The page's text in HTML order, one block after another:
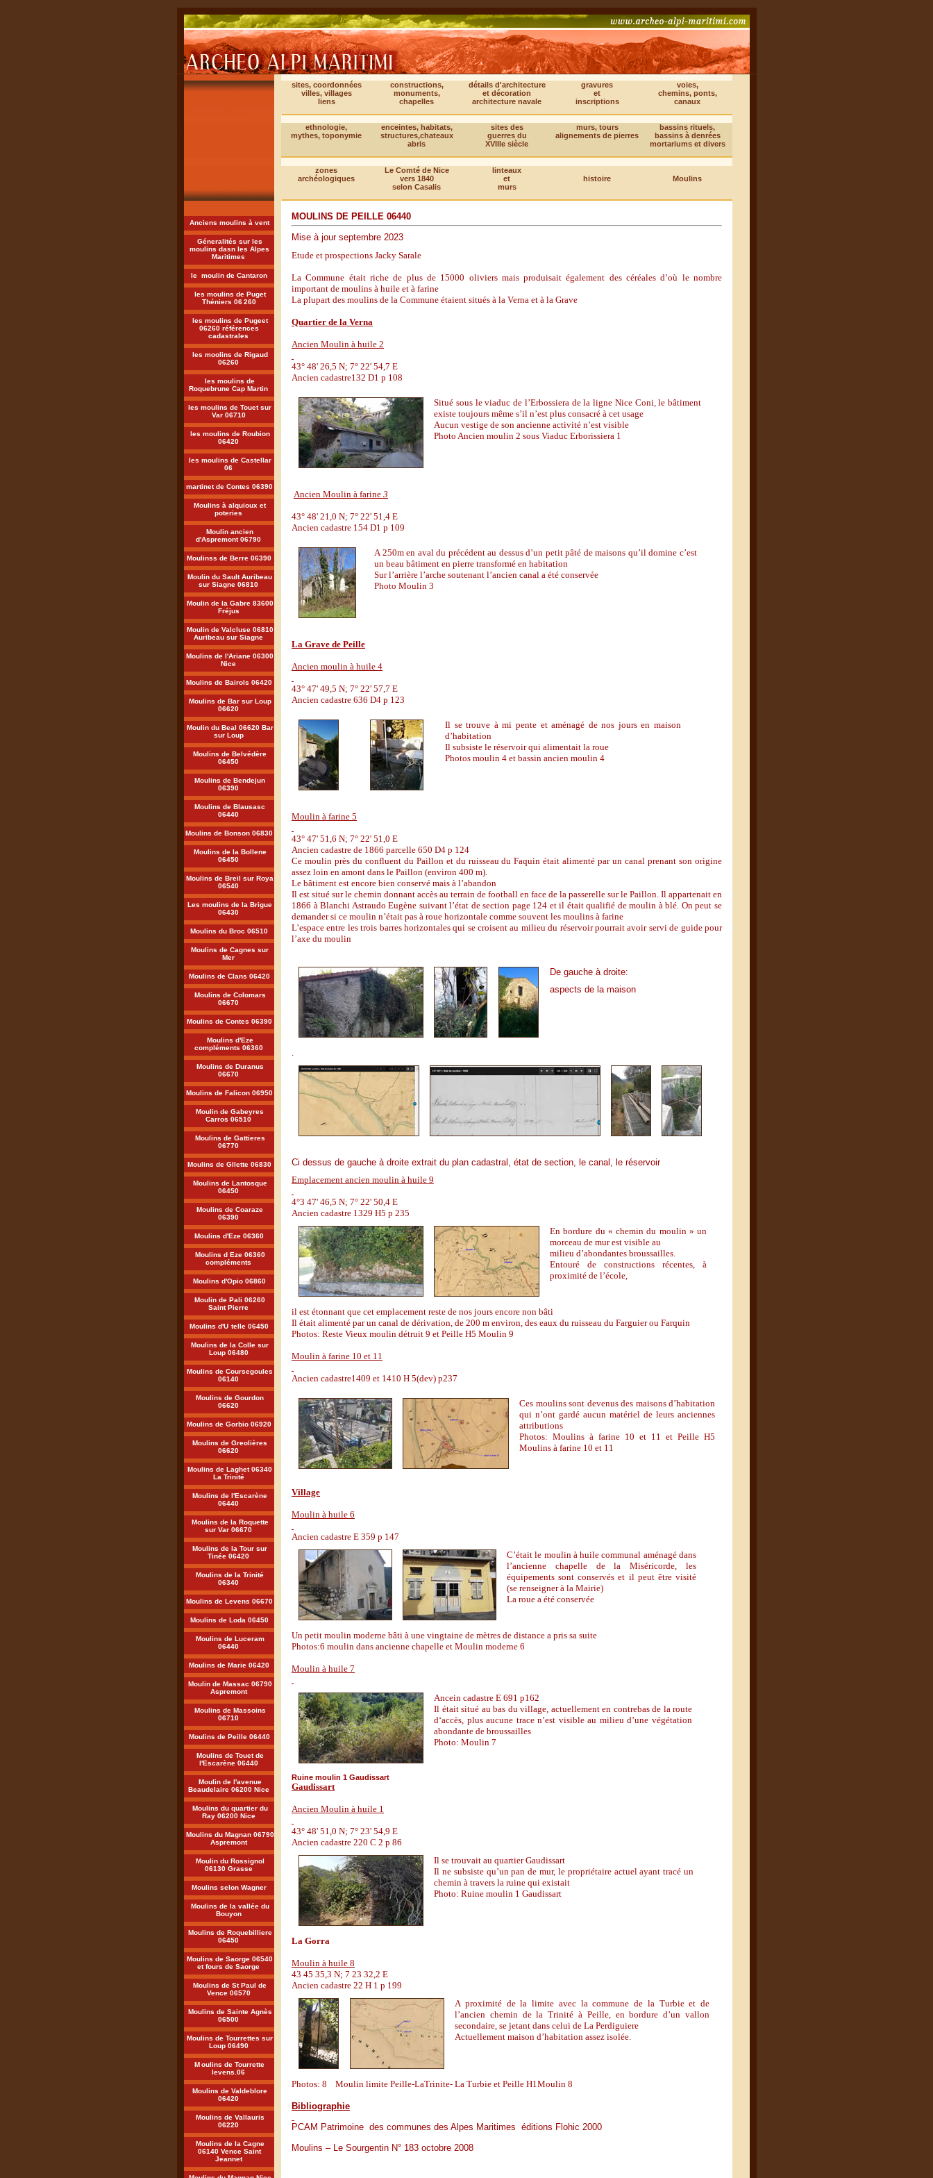
sites, coordonnées
villes, villages
liens
constructions,
monuments,
chapelles
détails d'architecture
et décoration
architecture navale
gravures
et
inscriptions
voies,
chemins, ponts,
canaux
ethnologie,
mythes, toponymie
enceintes, habitats,
structures,chateaux
abris
sites des
guerres du
XVIIIe siècle
murs, tours
alignements de pierres
bassins rituels,
bassins à denrées
mortariums et divers
zones
archéologiques
Le Comté de Nice
vers 1840
selon Casalis
linteaux
et
murs
histoire Moulins
Anciens moulins à vent
Géneralités sur les
moulins dasn les Alpes
Maritimes
le moulin de Cantaron
les moulins de Puget
Théniers 06260
les moulins de Pugeet
06260 références
cadastrales
les moolins de Rigaud
06260
les moulins de
Roquebrune Cap Martin
les moulins de Touet sur
Var 06710
les moulins de Roubion
06420
les moulins de Castellar
06
martinet de Contes 06390
Moulins à alquioux et
poteries
Moulin ancien
d'Aspremont 06790
Moulinss de Berre 06390
Moulin du Sault Auribeau
sur Siagne 06810
Moulin de la Gabre 83600
Fréjus
Moulin de Valcluse 06810
Auribeau sur Siagne
Moulins de l'Ariane 06300
Nice
Moulins de Bairols 06420
Moulins de Bar sur Loup
06620
Moulin du Beal 06620 Bar
sur Loup
Moulins de Belvédère
06450
Moulins de Bendejun
06390
Moulins de Blausasc
06440
Moulins de Bonson 06830
Moulins de la Bollene
06450
Moulins de Breil sur Roya
06540
Les moulins de la Brigue
06430
Moulins du Broc 06510
Moulins de Cagnes sur
Mer
Moulins de Clans 06420
Moulins de Colomars
06670
Moulins de Contes 06390
Moulins d'Eze
compléments 06360
Moulins de Duranus
06670
Moulins de Falicon 06950
Moulin de Gabeyres
Carros 06510
Moulins de Gattieres
06770
Moulins de Gllette 06830
Moulins de Lantosque
06450
Moulins de Coaraze
06390
Moulins d'Eze 06360
Moulins d Eze 06360
compléments
Moulins d'Opio 06860
Moulin de Pali 06260
Saint Pierre
Moulins d'U telle 06450
Moulins de la Colle sur
Loup 06480
Moulins de Coursegoules
06140
Moulins de Gourdon
06620
Moulins de Gorbio 06920
Moulins de Greolières
06620
Moulins de Laghet 06340
La Trinité
Moulins de l'Escarène
06440
Moulins de la Roquette
sur Var 06670
Moulins de la Tour sur
Tinée 06420
Moulins de la Trinité
06340
Moulins de Levens 06670
Moulins de Loda 06450
Moulins de Luceram
06440
Moulins de Marie 06420
Moulin de Massac 06790
Aspremont
Moulins de Massoins
06710
Moulins de Peille 06440
Moulins de Touet de
l'Escarène 06440
Moulin de l'avenue
Beaudelaire 06200 Nice
Moulins du quartier du
Ray 06200 Nice
Moulins du Magnan 06790
Aspremont
Moulin du Rossignol
06130 Grasse
Moulins selon Wagner
Moulins de la vallée du
Bouyon
Moulins de Roquebilliere
06450
Moulins de Saorge 06540
et fours de Saorge
Moulins de St Paul de
Vence 06570
Moulins de Sainte Agnès
06500
Moulins de Tourrettes sur
Loup 06490
M oulins de Tourrette
levens.06
Moulins de Valdeblore
06420
Moulins de Vallauris
06220
Moulins de la Cagne
06140 Vence Saint
Jeannet
MOULINS DE PEILLE 06440
Mise à jour septembre 2023
Etude et prospections Jacky Sarale
La Commune était riche de plus de 15000 oliviers mais produisait également des céréales d’où le nombre
important de moulins à huile et à farine
La plupart des moulins de la Commune étaient situés à la Verna et à la Grave
Quartier de la Verna
Ancien Moulin à huile 2
43° 48' 26,5 N; 7° 22' 54,7 E
Ancien cadastre132 D1 p 108
Situé sous le viaduc de l’Erbossiera de la ligne Nice Coni, le bâtiment
existe toujours même s’il n’est plus consacré à cet usage
Aucun vestige de son ancienne activité n’est visible
Photo Ancien moulin 2 sous Viaduc Erborissiera 1
Ancien Moulin à farine 3
43° 48' 21,0 N; 7° 22' 51,4 E
Ancien cadastre 154 D1 p 109
A 250m en aval du précédent au dessus d’un petit pâté de maisons qu’il domine c’est
un beau bâtiment en pierre transformé en habitation
Sur l’arrière l’arche soutenant l’ancien canal a été conservée
Photo Moulin 3
La Grave de Peille
Ancien moulin à huile 4
43° 47' 49,5 N; 7° 22' 57,7 E
Ancien cadastre 636 D4 p 123
Il se trouve à mi pente et aménagé de nos jours en maison
d’habitation
Il subsiste le réservoir qui alimentait la roue
Photos moulin 4 et bassin ancien moulin 4
Moulin à farine 5
43° 47' 51,6 N; 7° 22' 51,0 E
Ancien cadastre de 1866 parcelle 650 D4 p 124
Ce moulin près du confluent du Paillon et du ruisseau du Faquin était alimenté par un canal prenant son origine
assez loin en amont dans le Paillon (environ 400 m).
Le bâtiment est encore bien conservé mais à l’abandon
Il est situé sur le chemin donnant accès au terrain de football en face de la passerelle sur le Paillon. Il appartenait en
1866 à Blanchi Astraudo Eugène suivant l’état de section page 124 et il était qualifié de moulin à blé. On peut se
demander si ce moulin n’était pas à roue horizontale comme souvent les moulins à farine
L’espace entre les trois barres horizontales qui se croisent au milieu du réservoir pourrait avoir servi de guide pour
l’axe du moulin
De gauche à droite:
aspects de la maison
Ci dessus de gauche à droite extrait du plan cadastral, état de section, le canal, le réservoir
Emplacement ancien moulin à huile 9
4°3 47' 46,5 N; 7° 22' 50,4 E
Ancien cadastre 1329 H5 p 235
En bordure du « chemin du moulin » un
morceau de mur est visible au
milieu d’abondantes broussailles.
Entouré de constructions récentes, à
proximité de l’école,
il est étonnant que cet emplacement reste de nos jours encore non bâti
Il était alimenté par un canal de dérivation, de 200 m environ, des eaux du ruisseau du Farguier ou Farquin
Photos: Reste Vieux moulin détruit 9 et Peille H5 Moulin 9
Moulin à farine 10 et 11
Ancien cadastre1409 et 1410 H 5(dev) p237
Ces moulins sont devenus des maisons d’habitation
qui n’ont gardé aucun matériel de leurs anciennes
attributions
Photos: Moulins à farine 10 et 11 et Peille H5
Moulins à farine 10 et 11
Village
Moulin à huile 6
Ancien cadastre E 359 p 147
C’était le moulin à huile communal aménagé dans
l’ancienne chapelle de la Miséricorde, les
équipements sont conservés et il peut être visité
(se renseigner à la Mairie)
La roue a été conservée
Un petit moulin moderne bâti à une vingtaine de mètres de distance a pris sa suite
Photos:6 moulin dans ancienne chapelle et Moulin moderne 6
Moulin à huile 7
Ancein cadastre E 691 p162
Il était situé au bas du village, actuellement en contrebas de la route
d‘accès, plus aucune trace n’est visible au milieu d’une végétation
abondante de broussailles
Photo: Moulin 7
Ruine moulin 1 Gaudissart
Gaudissart
Ancien Moulin à huile 1
43° 48' 51,0 N; 7° 23' 54,9 E
Ancien cadastre 220 C 2 p 86
Il se trouvait au quartier Gaudissart
Il ne subsiste qu’un pan de mur, le propriétaire actuel ayant tracé un
chemin à travers la ruine qui existait
Photo: Ruine moulin 1 Gaudissart
La Gorra
Moulin à huile 8
43 45 35,3 N; 7 23 32,2 E
Ancien cadastre 22 H 1 p 199
A proximité de la limite avec la commune de la Turbie et de
l’ancien chemin de la Trinité à Peille, en bordure d’un vallon
secondaire, se jetant dans celui de La Perdiguiere
Actuellement maison d’habitation assez isolée.
Photos: 8 Moulin limite Peille-LaTrinite- La Turbie et Peille H1Moulin 8
Bibliographie
PCAM Patrimoine des communes des Alpes Maritimes éditions Flohic 2000
Moulins – Le Sourgentin N° 183 octobre 2008